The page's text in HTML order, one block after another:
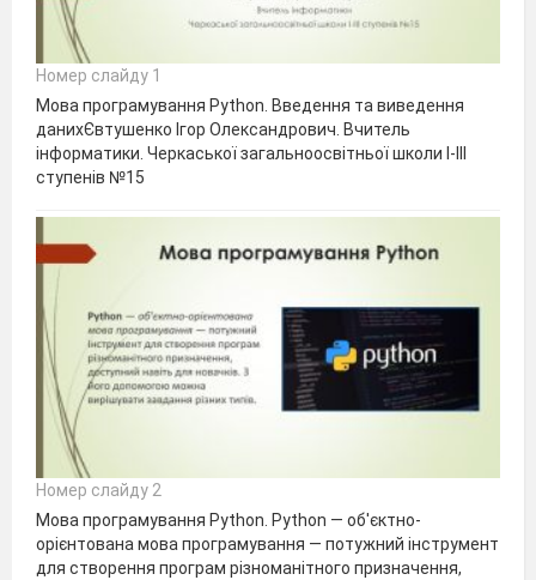
Номер слайду 1
Мова програмування Python. Введення та виведення
данихЄвтушенко Ігор Олександрович. Вчитель
інформатики. Черкаської загальноосвітньої школи І-ІІІ
ступенів №15
Номер слайду 2
Мова програмування Python. Python — об'єктно-
орієнтована мова програмування — потужний інструмент
для створення програм різноманітного призначення,